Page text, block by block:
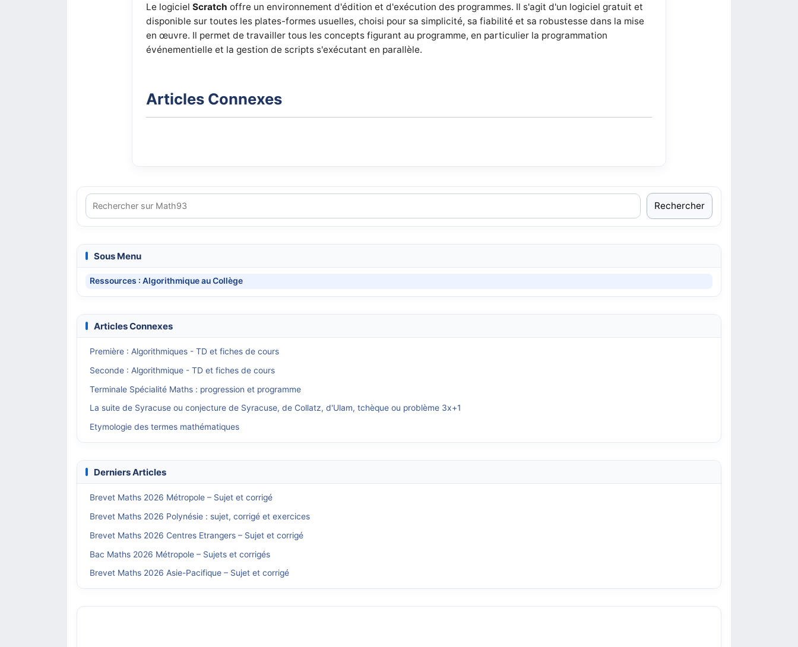
Le logicielScratch offre un environnement d'édition et d'exécution des programmes. Il s'agit d'un logiciel gratuit et
disponible sur toutes les plates-formes usuelles, choisi pour sa simplicité, sa fiabilité et sa robustesse dans la mise
en œuvre. Il permet de travailler tous les concepts figurant au programme, en particulier la programmation
événementielle et la gestion de scripts s'exécutant en parallèle.
Articles Connexes
Rechercher
Sous Menu
Ressources : Algorithmique au Collège
Articles Connexes
Première : Algorithmiques - TD et fiches de cours
Seconde : Algorithmique - TD et fiches de cours
Terminale Spécialité Maths : progression et programme
La suite de Syracuse ou conjecture de Syracuse, de Collatz, d'Ulam, tchèque ou problème 3x+1
Etymologie des termes mathématiques
Derniers Articles
Brevet Maths 2026 Métropole – Sujet et corrigé
Brevet Maths 2026 Polynésie : sujet, corrigé et exercices
Brevet Maths 2026 Centres Etrangers – Sujet et corrigé
Bac Maths 2026 Métropole – Sujets et corrigés
Brevet Maths 2026 Asie-Pacifique – Sujet et corrigé